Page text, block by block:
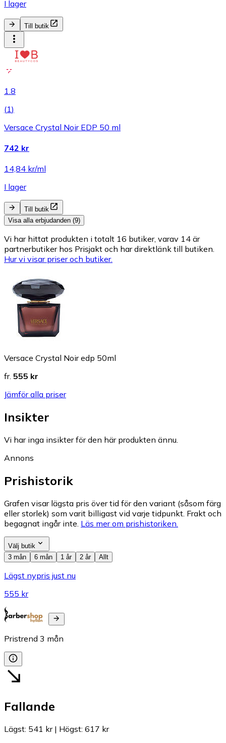
I lager
Till butik
1.8
(1)
Versace Crystal Noir EDP 50 ml
742 kr
14,84 kr/ml
I lager
Till butik
Visa alla erbjudanden (9)
Vi har hittat produkten i totalt 16 butiker, varav 14 är
partnerbutiker hos Prisjakt och har direktlänk till butiken.
Hur vi visar priser och butiker.
Versace Crystal Noir edp 50ml
fr. 555 kr
Jämför alla priser
Insikter
Vi har inga insikter för den här produkten ännu.
Annons
Prishistorik
Grafen visar lägsta pris över tid för den variant (såsom färg
eller storlek) som varit billigast vid varje tidpunkt. Frakt och
begagnat ingår inte. Läs mer om prishistoriken.
Välj butik
3 mån
6 mån 1 år 2 år Allt
Lägst nypris just nu
555 kr
Pristrend 3 mån
Fallande
Lägst: 541 kr| Högst: 617 kr